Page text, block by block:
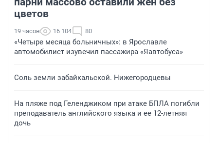
цветов
19 часов 16 104 80
«Четыре месяца больничных»: в Ярославле
автомобилист изувечил пассажира «Яавтобуса»
Соль земли забайкальской. Нижегородцевы
На пляже под Геленджиком при атаке БПЛА погибли
преподаватель английского языка и ее 12-летняя
дочь